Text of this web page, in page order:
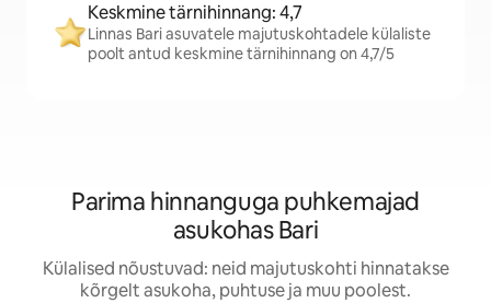
Keskmine tärnihinnang: 4,7
Linnas Bari asuvatele majutuskohtadele külaliste
poolt antud keskmine tärnihinnang on 4,7/5
Parima hinnanguga puhkemajad
asukohas Bari
Külalised nõustuvad: neid majutuskohti hinnatakse
kõrgelt asukoha, puhtuse ja muu poolest.